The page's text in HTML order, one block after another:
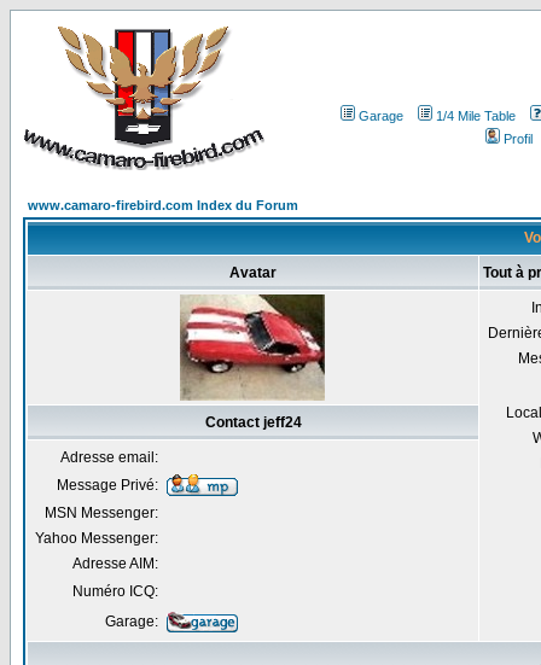
Garage
1/4 Mile Table
Profil
www.camaro-firebird.com Index du Forum
Avatar Tout à
Contact jeff24
Adresse email:
Message Privé:
MSN Messenger:
Yahoo Messenger:
Adresse AIM:
Numéro ICQ:
Garage: